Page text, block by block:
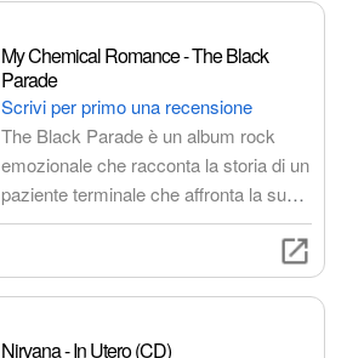
My Chemical Romance - The Black
Parade
Scrivi per primo una recensione
The Black Parade è un album rock
emozionale che racconta la storia di un
paziente terminale che affronta la sua
mortalità. L'album è diviso in tre atti,
ognuno dei quali rappresenta una fase
diversa del viaggio del protagonista. Le
sound potente e melodico, con
Nirvana - In Utero (CD)